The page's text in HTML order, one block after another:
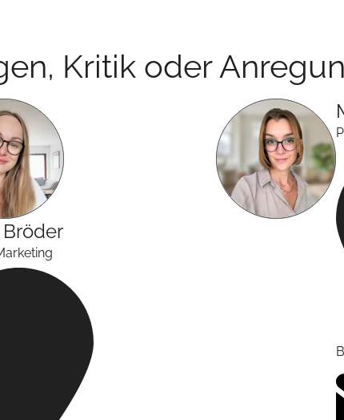
Kritik oder
Bröder